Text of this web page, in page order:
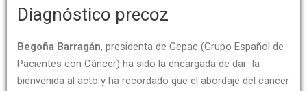
Diagnóstico precoz
Begoña Barragán, presidenta de Gepac (Grupo Español de
Pacientes con Cáncer) ha sido la encargada de dar la
bienvenida al acto y ha recordado que el abordaje del cáncer